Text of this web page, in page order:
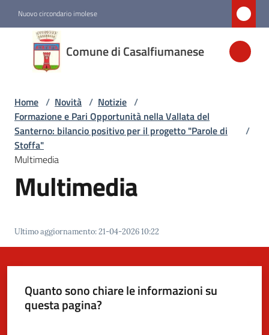
Nuovo circondario imolese
Comune di Casalfiumanese
Comune di
Casalfiumanese
Amministrazione
Novità
Menu selezionato
Servizi
Casalfiumanese
5x1000
Home / Novità / Notizie /
Formazione e Pari Opportunità nella Vallata del
Santerno: bilancio positivo per il progetto "Parole di
Stoffa"
/
Multimedia
Multimedia
Ultimo aggiornamento:21-04-2026 10:22
Quanto sono chiare le informazioni su
questa pagina?